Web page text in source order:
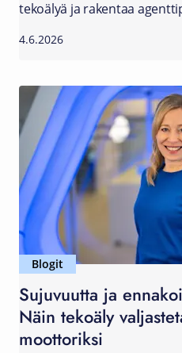
tekoälyä ja rakentaa
4.6.2026
Blogit
Sujuvuutta ja
Näin tekoäly
moottoriksi